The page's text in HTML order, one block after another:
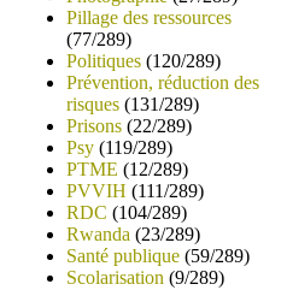
Pillage des ressources
(77/289)
Politiques (120/289)
Prévention, réduction des
risques (131/289)
Prisons (22/289)
Psy (119/289)
PTME (12/289)
PVVIH (111/289)
RDC (104/289)
Rwanda (23/289)
Santé publique (59/289)
Scolarisation (9/289)